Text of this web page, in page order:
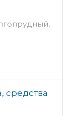
средства